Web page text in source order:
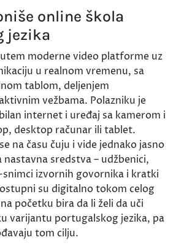
online škola
jezika
moderne video platforme uz
u realnom vremenu, sa
tablom, deljenjem
vežbama. Polazniku je
internet i uređaj sa kamerom i
desktop računar ili tablet.
na času čuju i vide jednako jasno
nastavna sredstva – udžbenici,
izvornih govornika i kratki
su digitalno tokom celog
početku bira da li želi da uči
varijantu portugalskog jezika, pa
tom cilju.